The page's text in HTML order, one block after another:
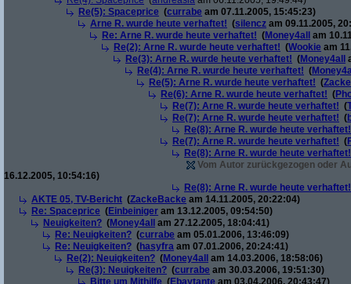
Re(5): Spaceprice (currabe am 07.11.2005, 15:45:23)
Arne R. wurde heute verhaftet! (silencz am 09.11.2005,
Re: Arne R. wurde heute verhaftet! (Money4all
am
Re(2): Arne R. wurde heute verhaftet! (Wookie am
Re(3): Arne R. wurde heute verhaftet! (Money4all
Re(4): Arne R. wurde heute verhaftet! (
Re(5): Arne R. wurde heute verhaftet! (
Re(6): Arne R. wurde heute verhaftet! (
Re(7): Arne R. wurde heute verhaftet! (
Re(7): Arne R. wurde heute verhaftet! (
Re(8): Arne R. wurde heute verhaftet!
Re(7): Arne R. wurde heute verhaftet! (
Re(8): Arne R. wurde heute verhaftet!
Vom Autor zurückgezogen oder
16.12.2005, 10:54:16)
Re(8): Arne R. wurde heute verhaftet!
AKTE 05, TV-Bericht (ZackeBacke am 14.11.2005, 20:22:04)
Re: Spaceprice (Einbeiniger am 13.12.2005, 09:54:50)
Neuigkeiten? (Money4all
am 27.12.2005, 18:04:41)
Re: Neuigkeiten? (currabe am 05.01.2006, 13:46:09)
Re: Neuigkeiten? (hasyfra am 07.01.2006, 20:24:41)
Re(2): Neuigkeiten? (Money4all
am 14.03.2006, 18:58:06)
Re(3): Neuigkeiten? (currabe am 30.03.2006, 19:51:30)
Bitte um Mithilfe (Ebaytante am 03.04.2006, 20:43:47)